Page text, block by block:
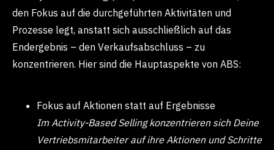
den Fokus auf die durchgeführten Aktivitäten und
Prozesse legt, anstatt sich ausschließlich auf das
Endergebnis – den Verkaufsabschluss – zu
konzentrieren. Hier sind die Hauptaspekte von ABS:
Fokus auf Aktionen statt auf Ergebnisse
Im Activity-Based Selling konzentrieren sich Deine
Vertriebsmitarbeiter auf ihre Aktionen und Schritte